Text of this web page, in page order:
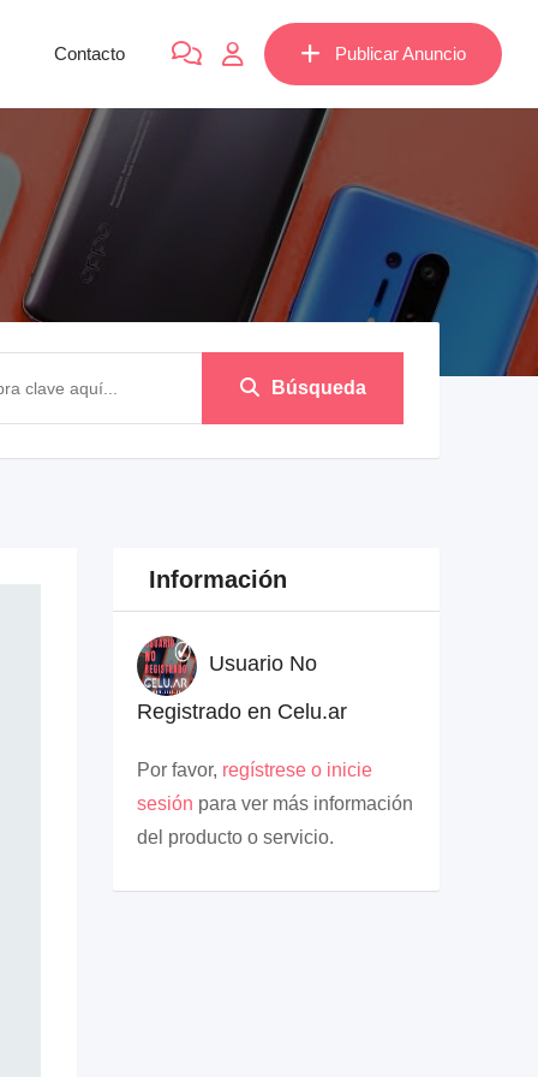
Publicar Anuncio
Contacto
Búsqueda
Información
Usuario No
Registrado en Celu.ar
Por favor, regístrese o inicie
sesión para ver más información
del producto o servicio.